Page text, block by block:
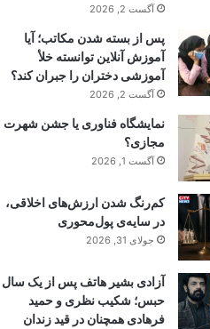
آگست 2, 2026
پس از بسته شدن مکاتب؛ آیا
آموزش آنلاین توانسته خلأ
آموزشی دختران را جبران کند؟
آگست 2, 2026
نمایشگاه فناوری یا جشن شهرت
مجازی؟
آگست 1, 2026
کم‌رنگ شدن ارزش‌های اخلاقی،
در سایه‌ی پول‌محوری
جولای 31, 2026
آزادی بشیر هاتف پس از یک سال
حبس؛ شکیب نظری و حمید
فرهادی همچنان در قید زندان